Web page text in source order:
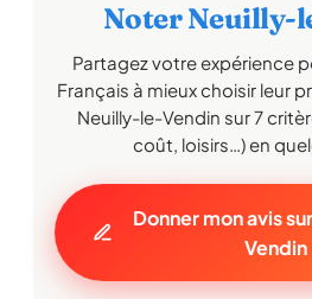
Noter Neuilly-
Partagez votre expérience
Français à mieux choisir leur
Neuilly-le-Vendin sur 7
coût, loisirs…) en
Donner mon avis
Vendin